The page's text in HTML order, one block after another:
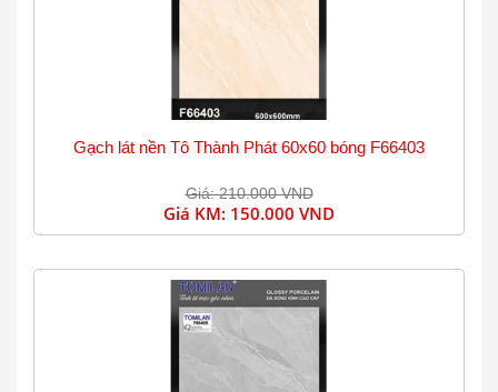
Gạch lát nền Tô Thành Phát 60x60 bóng F66403
Giá: 210.000 VND
Giá KM: 150.000 VND